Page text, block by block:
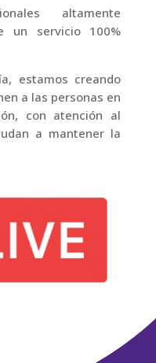
altamente
un servicio 100%
estamos creando
a las personas en
con atención al
a mantener la